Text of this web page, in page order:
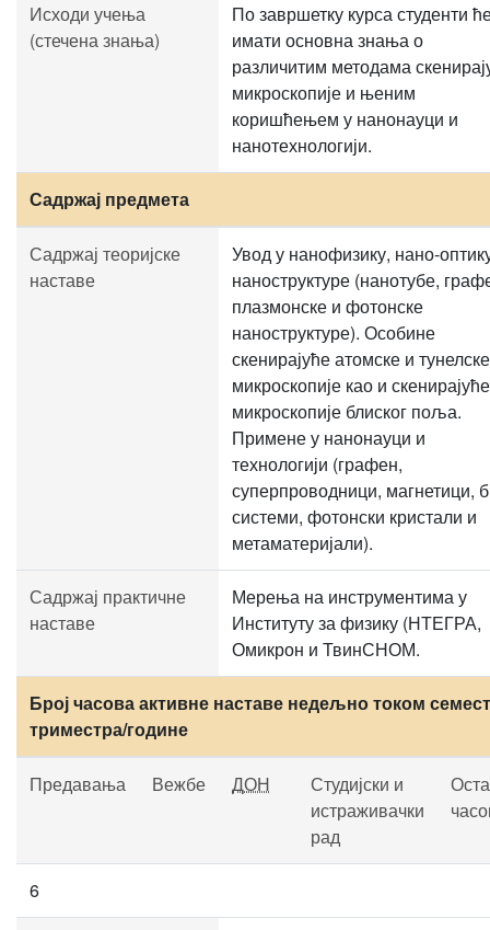
Исходи учења
(стечена знања)
По завршетку курса студенти
имати основна знања о
различитим методама
микроскопије и њеним
коришћењем у нанонауци и
нанотехнологији.
Садржај предмета
Садржај теоријске
наставе
Увод у нанофизику, нано-
наноструктуре (нанотубе,
плазмонске и фотонске
наноструктуре). Особине
скенирајуће атомске и тунелске
микроскопије као и скенирајуће
микроскопије блиског поља.
Примене у нанонауци и
технологији (графен,
суперпроводници, магнетици,
системи, фотонски кристали и
метаматеријали).
Садржај практичне
наставе
Мерења на инструментима у
Институту за физику (НТЕГРА,
Омикрон и ТвинСНОМ.
Број часова активне наставе недељно током
триместра/године
Предавања Вежбе ДОН
Студијски и
истраживачки
рад
6